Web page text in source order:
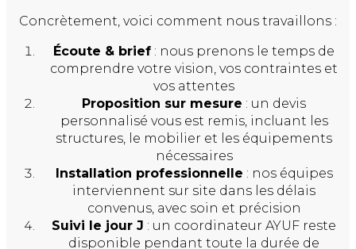
Concrètement, voici comment nous travaillons :
Écoute & brief : nous prenons le temps de
comprendre votre vision, vos contraintes et
vos attentes
Proposition sur mesure : un devis
personnalisé vous est remis, incluant les
structures, le mobilier et les équipements
nécessaires
Installation professionnelle : nos équipes
interviennent sur site dans les délais
convenus, avec soin et précision
Suivi le jour J : un coordinateur AYUF reste
disponible pendant toute la durée de